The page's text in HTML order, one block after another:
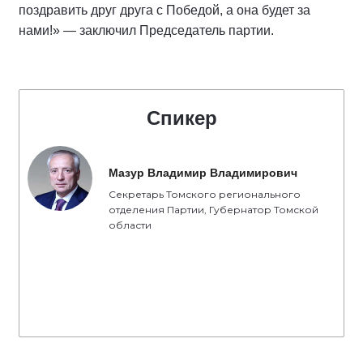
поздравить друг друга с Победой, а она будет за
нами!» — заключил Председатель партии.
Спикер
Мазур Владимир Владимирович
Секретарь Томского регионального
отделения Партии, Губернатор Томской
области